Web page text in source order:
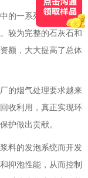
的一系列问题，例
较为完整的石灰石和
额，大大提高了总体
的烟气处理要求越来
收利用，真正实现环
护做出贡献。
料的发泡系统而开发
抑泡性能，从而控制